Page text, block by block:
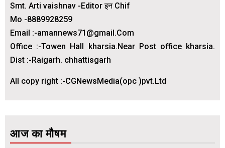
Smt. Arti vaishnav -Editor इन Chif
Mo -8889928259
Email :-amannews71@gmail.Com
Office :-Towen Hall kharsia.Near Post office kharsia.
Dist :-Raigarh. chhattisgarh
All copy right :-CGNewsMedia(opc )pvt.Ltd
आज का मौषम